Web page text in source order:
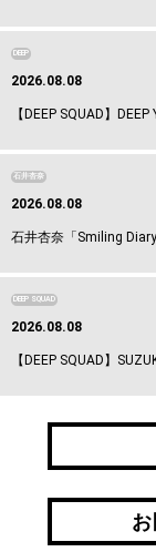
DEEP
2026.08.08
【DEEP SQUAD】
石井杏奈
2026.08.08
石井杏奈「Smiling
DEEP SQUAD
2026.08.08
【DEEP SQUAD】